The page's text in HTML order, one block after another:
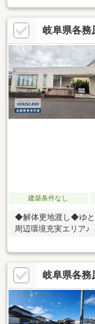
岐阜県各務
建築条件なし
◆解体更地渡し◆ゆと
周辺環境充実エリア♪
岐阜県各務